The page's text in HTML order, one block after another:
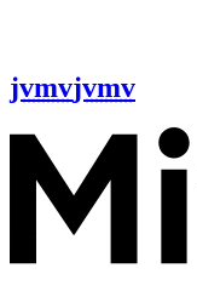
jvmvjvmv